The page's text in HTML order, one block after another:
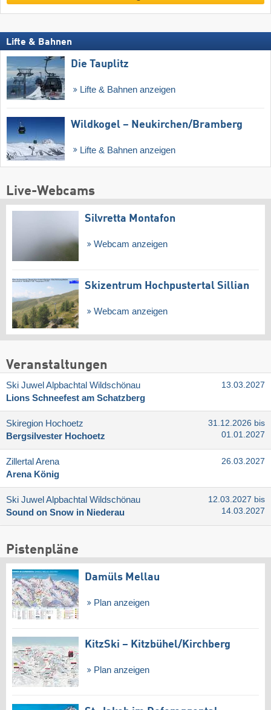
Lifte & Bahnen
Die Tauplitz
Lifte & Bahnen anzeigen
Wildkogel – Neukirchen/​Bramberg
Lifte & Bahnen anzeigen
Live-Webcams
Silvretta Montafon
Webcam anzeigen
Skizentrum Hochpustertal Sillian
Webcam anzeigen
Veranstaltungen
Ski Juwel Alpbachtal Wildschönau
Lions Schneefest am Schatzberg
13.03.2027
Skiregion Hochoetz
Bergsilvester Hochoetz
31.12.2026 bis
01.01.2027
Zillertal Arena
Arena König
26.03.2027
Ski Juwel Alpbachtal Wildschönau
Sound on Snow in Niederau
12.03.2027 bis
14.03.2027
Pistenpläne
Damüls Mellau
Plan anzeigen
KitzSki – Kitzbühel/​Kirchberg
Plan anzeigen